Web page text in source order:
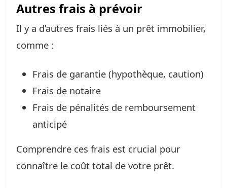
Autres frais à prévoir
Il y a d’autres frais liés à un prêt immobilier,
comme :
Frais de garantie (hypothèque, caution)
Frais de notaire
Frais de pénalités de remboursement
anticipé
Comprendre ces frais est crucial pour
connaître le coût total de votre prêt.